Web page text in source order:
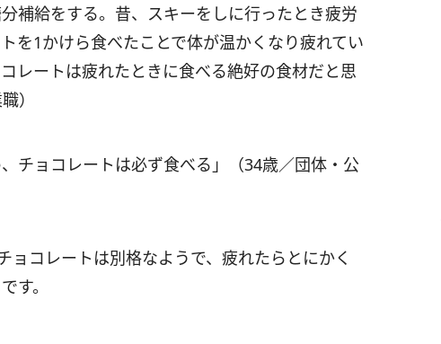
補給をする。昔、スキーをしに行ったとき疲労
を1かけら食べたことで体が温かくなり疲れてい
レートは疲れたときに食べる絶好の食材だと思
）
チョコレートは必ず食べる」（34歳／団体・公
ョコレートは別格なようで、疲れたらとにかく
す。